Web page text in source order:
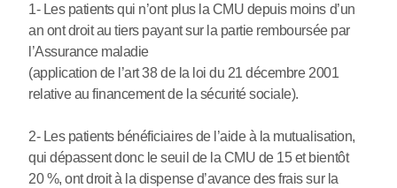
1- Les patients qui n’ont plus la CMU depuis moins d’un
an ont droit au tiers payant sur la partie remboursée par
l’Assurance maladie
(application de l’art 38 de la loi du 21 décembre 2001
relative au financement de la sécurité sociale).
2- Les patients bénéficiaires de l’aide à la mutualisation,
qui dépassent donc le seuil de la CMU de 15 et bientôt
20 %, ont droit à la dispense d’avance des frais sur la